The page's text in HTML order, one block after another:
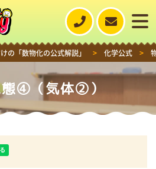
の「数物化の公式解説」 > 化学公式 >
態④（気体②）